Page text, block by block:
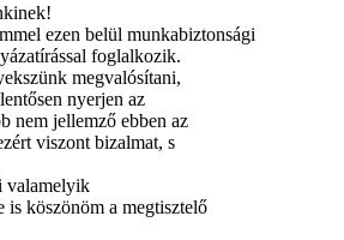
ezen belül munkabiztonsági
foglalkozik.
megvalósítani,
nyerjen az
nem jellemző ebben az
viszont bizalmat, s
valamelyik
is köszönöm a megtisztelő